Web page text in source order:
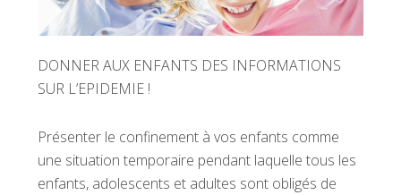
DONNER AUX ENFANTS DES INFORMATIONS
SUR L’EPIDEMIE !
Présenter le confinement à vos enfants comme
une situation temporaire pendant laquelle tous les
enfants, adolescents et adultes sont obligés de